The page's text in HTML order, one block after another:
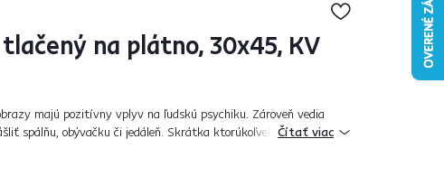
na plátno, 30x45, KV
majú pozitívny vplyv na ľudskú psychiku. Zároveň vedia
spálňu, obývačku či jedáleň. Skrátka ktorúkoľvek izbu, ktorú sa
Čítať viac